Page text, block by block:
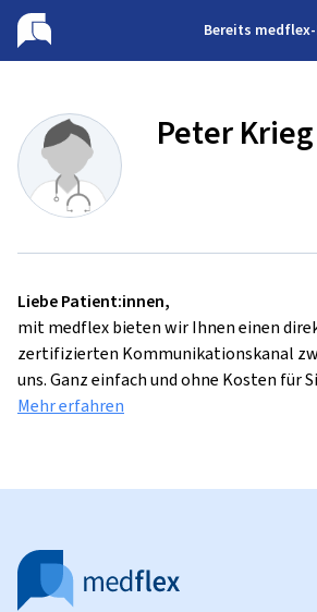
Bereits
Peter Krieg
Liebe Patient:innen,
mit medflex bieten wir Ihnen einen
zertifizierten Kommunikationskanal
uns. Ganz einfach und ohne Kosten für
Mehr erfahren